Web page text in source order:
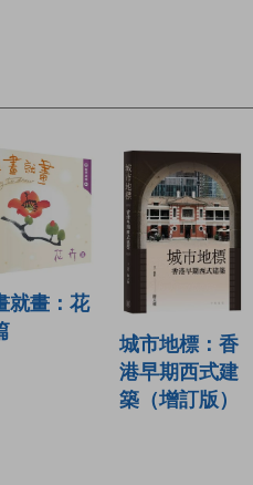
就畫：花
城市地標：香
港早期西式建
築（增訂版）